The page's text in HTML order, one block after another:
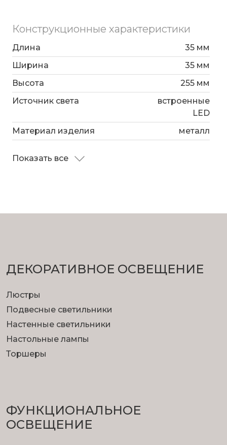
Конструкционные характеристики
Длина
35 мм
Ширина
35 мм
Высота
255 мм
Источник света
встроенные
LED
Материал изделия
металл
Показать все
ДЕКОРАТИВНОЕ ОСВЕЩЕНИЕ
Люстры
Подвесные светильники
Настенные светильники
Настольные лампы
Торшеры
ФУНКЦИОНА­ЛЬНОЕ
ОСВЕЩЕНИЕ